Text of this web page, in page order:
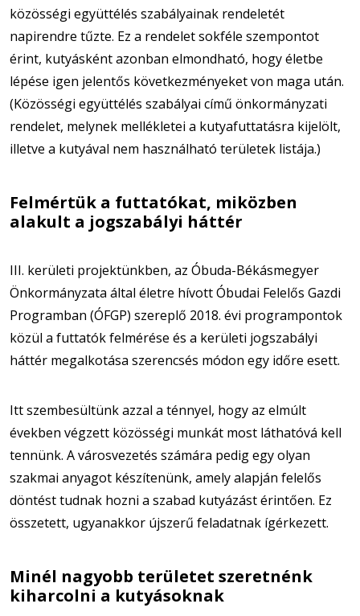
közösségi együttélés szabályainak rendeletét
napirendre tűzte. Ez a rendelet sokféle szempontot
érint, kutyásként azonban elmondható, hogy életbe
lépése igen jelentős következményeket von maga után.
(Közösségi együttélés szabályai című önkormányzati
rendelet, melynek mellékletei a kutyafuttatásra kijelölt,
illetve a kutyával nem használható területek listája.)
Felmértük a futtatókat, miközben
alakult a jogszabályi háttér
III. kerületi projektünkben, az Óbuda-Békásmegyer
Önkormányzata által életre hívott Óbudai Felelős Gazdi
Programban (ÓFGP) szereplő 2018. évi programpontok
közül a futtatók felmérése és a kerületi jogszabályi
háttér megalkotása szerencsés módon egy időre esett.
Itt szembesültünk azzal a ténnyel, hogy az elmúlt
években végzett közösségi munkát most láthatóvá kell
tennünk. A városvezetés számára pedig egy olyan
szakmai anyagot készítenünk, amely alapján felelős
döntést tudnak hozni a szabad kutyázást érintően. Ez
összetett, ugyanakkor újszerű feladatnak ígérkezett.
Minél nagyobb területet szeretnénk
kiharcolni a kutyásoknak